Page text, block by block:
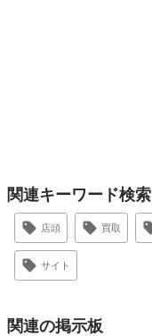
関連キーワード検索
店頭 買取
サイト
関連の掲示板